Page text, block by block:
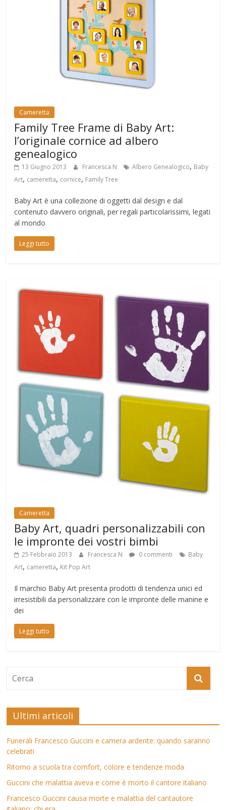
Cameretta
Family Tree Frame di Baby Art:
l’originale cornice ad albero
genealogico
13 Giugno 2013 Francesca N Albero Genealogico, Baby
Art, cameretta, cornice, Family Tree
Baby Art è una collezione di oggetti dal design e dal
contenuto davvero originali, per regali particolarissimi, legati
al mondo
Leggi tutto
Cameretta
Baby Art, quadri personalizzabili con
le impronte dei vostri bimbi
25 Febbraio 2013 Francesca N 0 commenti
Baby
Art, cameretta, Kit Pop Art
Il marchio Baby Art presenta prodotti di tendenza unici ed
irresistibili da personalizzare con le impronte delle manine e
dei
Leggi tutto
Ultimi articoli
Funerali Francesco Guccini e camera ardente: quando saranno
celebrati
Ritorno a scuola tra comfort, colore e tendenze moda
Guccini che malattia aveva e come è morto il cantore italiano
Francesco Guccini causa morte e malattia del cantautore